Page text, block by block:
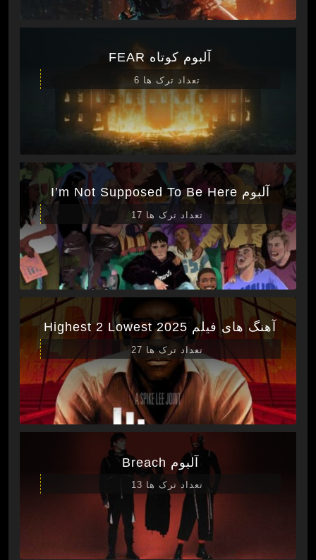
آلبوم کوتاه FEAR
تعداد ترک ها 6
آلبوم I’m Not Supposed To Be Here
تعداد ترک ها 17
آهنگ های فیلم Highest 2 Lowest 2025
تعداد ترک ها 27
آلبوم Breach
تعداد ترک ها 13